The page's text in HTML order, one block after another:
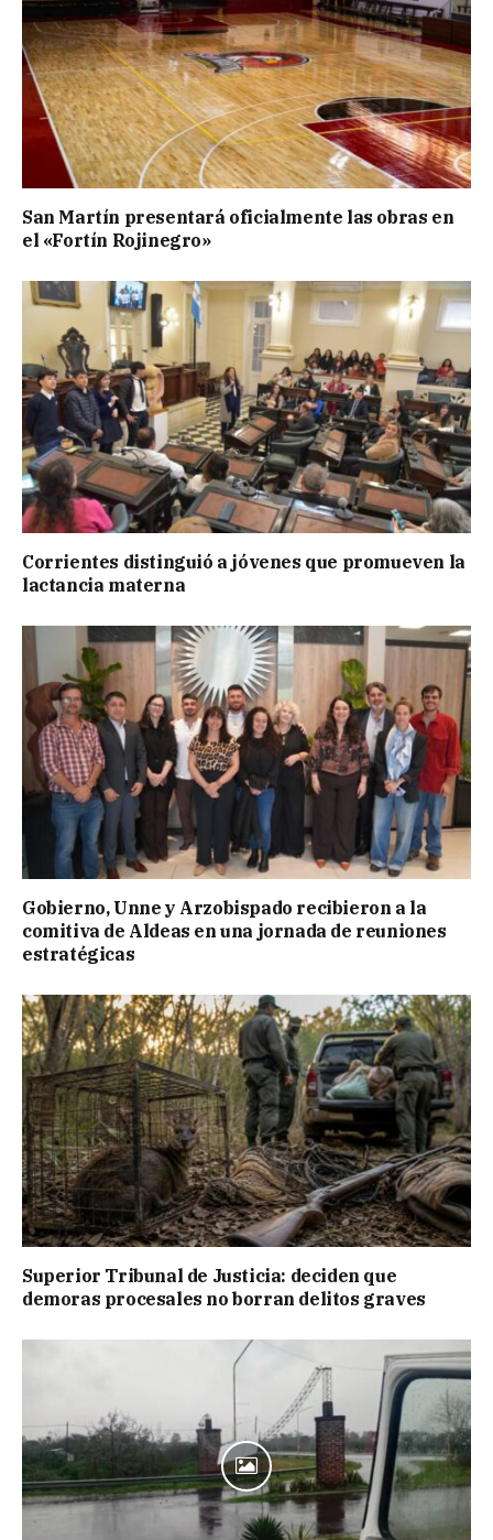
San Martín presentará oficialmente las obras en
el «Fortín Rojinegro»
Corrientes distinguió a jóvenes que promueven la
lactancia materna
Gobierno, Unne y Arzobispado recibieron a la
comitiva de Aldeas en una jornada de reuniones
estratégicas
Superior Tribunal de Justicia: deciden que
demoras procesales no borran delitos graves